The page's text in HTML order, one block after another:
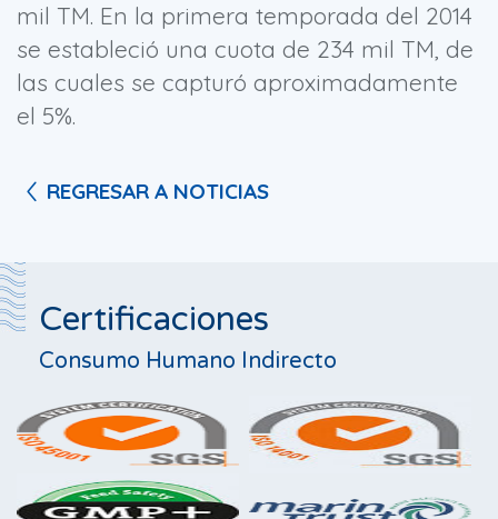
mil TM. En la primera temporada del 2014
se estableció una cuota de 234 mil TM, de
las cuales se capturó aproximadamente
el 5%.
REGRESAR A NOTICIAS
Certificaciones
Consumo Humano Indirecto